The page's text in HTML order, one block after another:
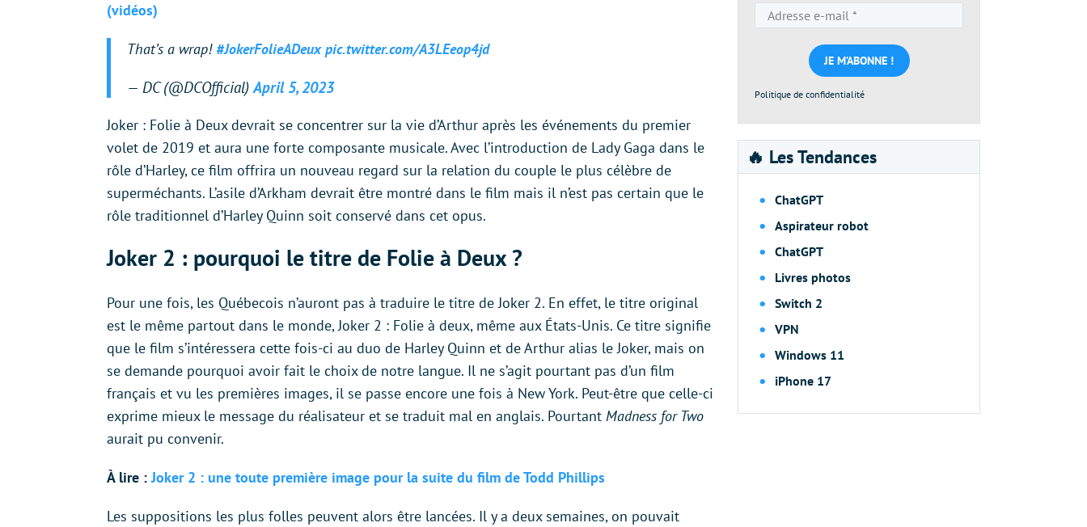
(vidéos)
That’s a wrap! #JokerFolieADeux pic.twitter.com/A3LEeop4jd
— DC (@DCOfficial)April 5, 2023
Joker : Folie à Deux devrait se concentrer sur la vie d’Arthur après les événements du premier
volet de 2019 et aura une forte composante musicale. Avec l’introduction de Lady Gaga dans le
rôle d’Harley, ce film offrira un nouveau regard sur la relation du couple le plus célèbre de
superméchants. L’asile d’Arkham devrait être montré dans le film mais il n’est pas certain que le
rôle traditionnel d’Harley Quinn soit conservé dans cet opus.
Joker 2 : pourquoi le titre de Folie à Deux ?
Pour une fois, les Québecois n’auront pas à traduire le titre de Joker 2. En effet, le titre original
est le même partout dans le monde, Joker 2 : Folie à deux, même aux États-Unis. Ce titre signifie
que le film s’intéressera cette fois-ci au duo de Harley Quinn et de Arthur alias le Joker, mais on
se demande pourquoi avoir fait le choix de notre langue. Il ne s’agit pourtant pas d’un film
français et vu les premières images, il se passe encore une fois à New York. Peut-être que celle-ci
exprime mieux le message du réalisateur et se traduit mal en anglais. Pourtant Madness for Two
aurait pu convenir.
À lire :Joker 2 : une toute première image pour la suite du film de Todd Phillips
Les suppositions les plus folles peuvent alors être lancées. Il y a deux semaines, on pouvait
e-
mail
*
Politique de confidentialité
🔥 Les Tendances
ChatGPT
Aspirateur robot
ChatGPT
Livres photos
Switch 2
VPN
Windows 11
iPhone 17